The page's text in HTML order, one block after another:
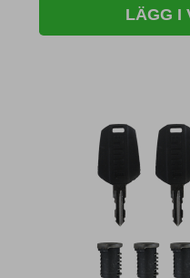
LÄGG I